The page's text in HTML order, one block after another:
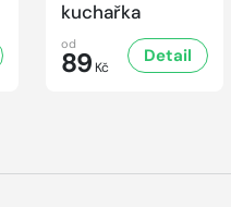
kuchařka
od
89 Kč
Detail